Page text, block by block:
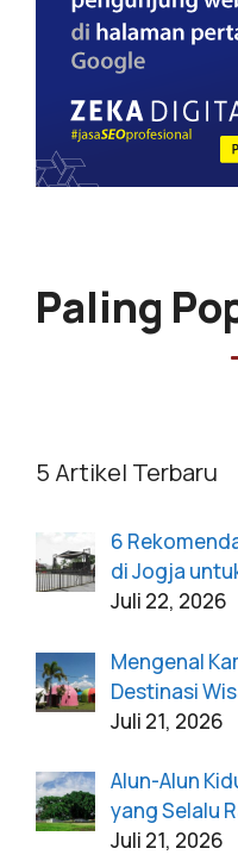
Paling
5 Artikel Terbaru
6
di Jogja
Juli 22, 2026
Mengenal
Destinasi
Juli 21, 2026
Alun-Alun
yang Selalu
Juli 21, 2026